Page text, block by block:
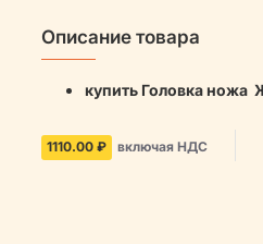
Описание товара
купить Головка ножа
1110.00 ₽ включая НДС